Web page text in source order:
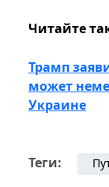
Читайте
Трамп
может
Украине
Теги: